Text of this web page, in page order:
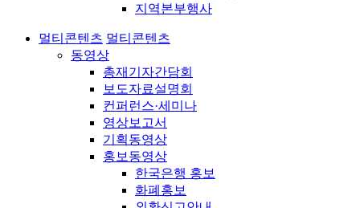
지역본부행사
멀티콘텐츠 멀티콘텐츠
동영상
총재기자간담회
보도자료설명회
컨퍼런스·세미나
영상보고서
기획동영상
홍보동영상
한국은행 홍보
화폐홍보